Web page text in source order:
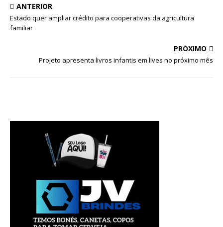
ANTERIOR
Estado quer ampliar crédito para cooperativas da agricultura
familiar
PRÓXIMO
Projeto apresenta livros infantis em lives no próximo mês